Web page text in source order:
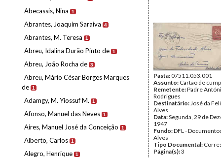
Abecassis, Nina 1
Abrantes, Joaquim Saraiva 4
Abrantes, M. Teresa 1
Abreu, Idalina Durão Pinto de 1
Abreu, João Rocha de 3
Abreu, Mário César Borges Marques
de 1
Adamgy, M. Yiossuf M. 1
Afonso, Manuel das Neves 1
Aires, Manuel José da Conceição 1
Alberto, Carlos 1
Alegro, Henrique 1
Pasta:07511.053.001
Assunto: Cartão de
Remetente:Padre
Rodrigues
Destinatário:José da
Alves
Data:Segunda, 29 de
1947
Fundo:DFL -
Alves
Tipo Documental:
Página(s):3